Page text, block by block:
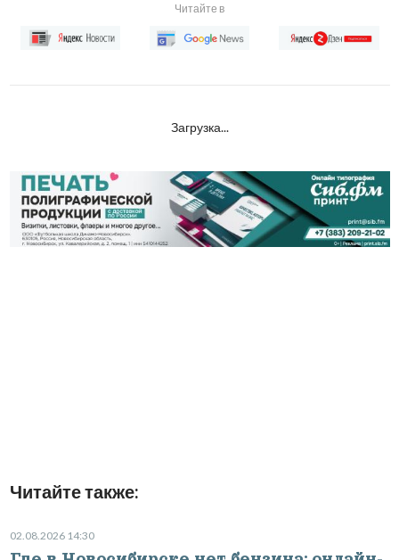
Читайте в
Загрузка...
Читайте также:
02.08.2026 14:30